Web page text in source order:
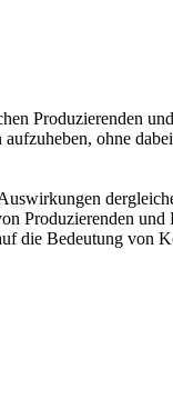
Produzierenden
ohne
Produzierenden und
die Bedeutung von